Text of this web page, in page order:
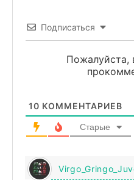
Подписаться
Пожалуйста,
10 КОММЕНТАРИЕВ
Старые